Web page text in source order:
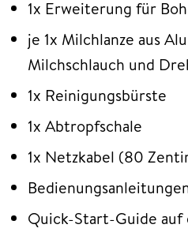
1x Erweiterung für
je 1x Milchlanze aus
Milchschlauch und
1x Reinigungsbürste
1x Abtropfschale
1x Netzkabel (80
Quick-Start-Guide auf